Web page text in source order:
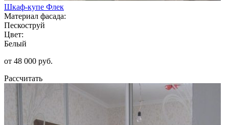
Шкаф-купе Флек
Материал фасада:
Пескоструй
Цвет:
Белый
от 48 000 руб.
Рассчитать